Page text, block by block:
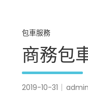
包車服務
商務包
2019-10-31 admin